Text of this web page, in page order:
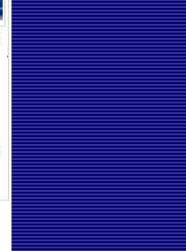
意甲|卡卢卢破门伊尔迪兹建功 尤文2-